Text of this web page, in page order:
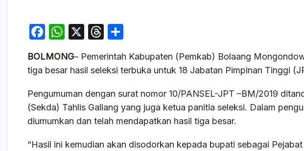
F
c
e
b
o
o
k
W
at
s
A
p
p
X
T
e
a
d
s
ar
e
BOLMONG– Pemerintah Kabupaten (Pemkab) Bolaang
tiga besar hasil seleksi terbuka untuk 18 Jabatan Pimpinan Tinggi
Pengumuman dengan surat nomor 10/PANSEL-JPT –BM/2019
(Sekda) Tahlis Gallang yang juga ketua panitia seleksi. Dalam
diumumkan dan telah mendapatkan hasil tiga besar.
“Hasil ini kemudian akan disodorkan kepada bupati sebagai